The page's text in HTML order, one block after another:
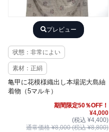
プレビュー
状態：非常によい
素材：正絹
亀甲に花模様織出し本場泥大島紬
着物（5マルキ）
期間限定50％OFF！
¥4,000
(税込 ¥4,400)
通常価格 ¥8,000 (税込 ¥8,800)